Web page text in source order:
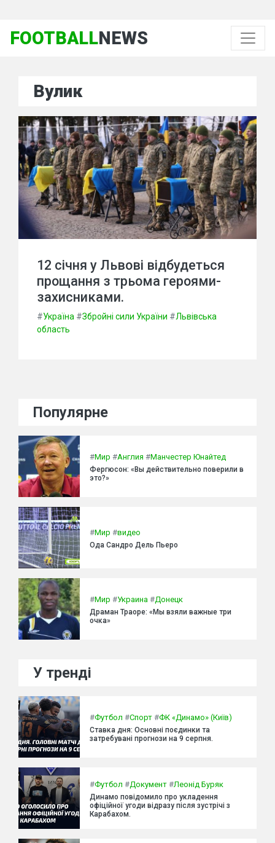
FOOTBALLNEWS
Вулик
12 січня у Львові відбудеться
прощання з трьома героями-
захисниками.
#Україна #Збройні сили України #Львівська
область
Популярне
#Мир #Англия #Манчестер Юнайтед
Фергюсон: «Вы действительно поверили в
это?»
#Мир #видео
Ода Сандро Дель Пьеро
#Мир #Украина #Донецк
Драман Траоре: «Мы взяли важные три
очка»
У тренді
#Футбол #Спорт #ФК «Динамо» (Київ)
Ставка дня: Основні поєдинки та
затребувані прогнози на 9 серпня.
#Футбол #Документ #Леонід Буряк
Динамо повідомило про укладення
офіційної угоди відразу після зустрічі з
Карабахом.